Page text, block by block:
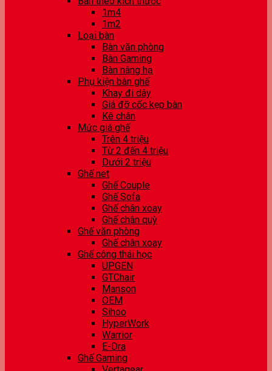
1m4
1m2
Loại bàn
Bàn văn phòng
Bàn Gaming
Bàn nâng hạ
Phụ kiện bàn ghế
Khay đi dây
Giá đỡ cốc kẹp bàn
Kê chân
Mức giá ghế
Trên 4 triệu
Từ 2 đến 4 triệu
Dưới 2 triệu
Ghế net
Ghế Couple
Ghế Sofa
Ghế chân xoay
Ghế chân quỳ
Ghế văn phòng
Ghế chân xoay
Ghế công thái học
UPGEN
GTChair
Manson
OEM
Sihoo
HyperWork
Warrior
E-Dra
Ghế Gaming